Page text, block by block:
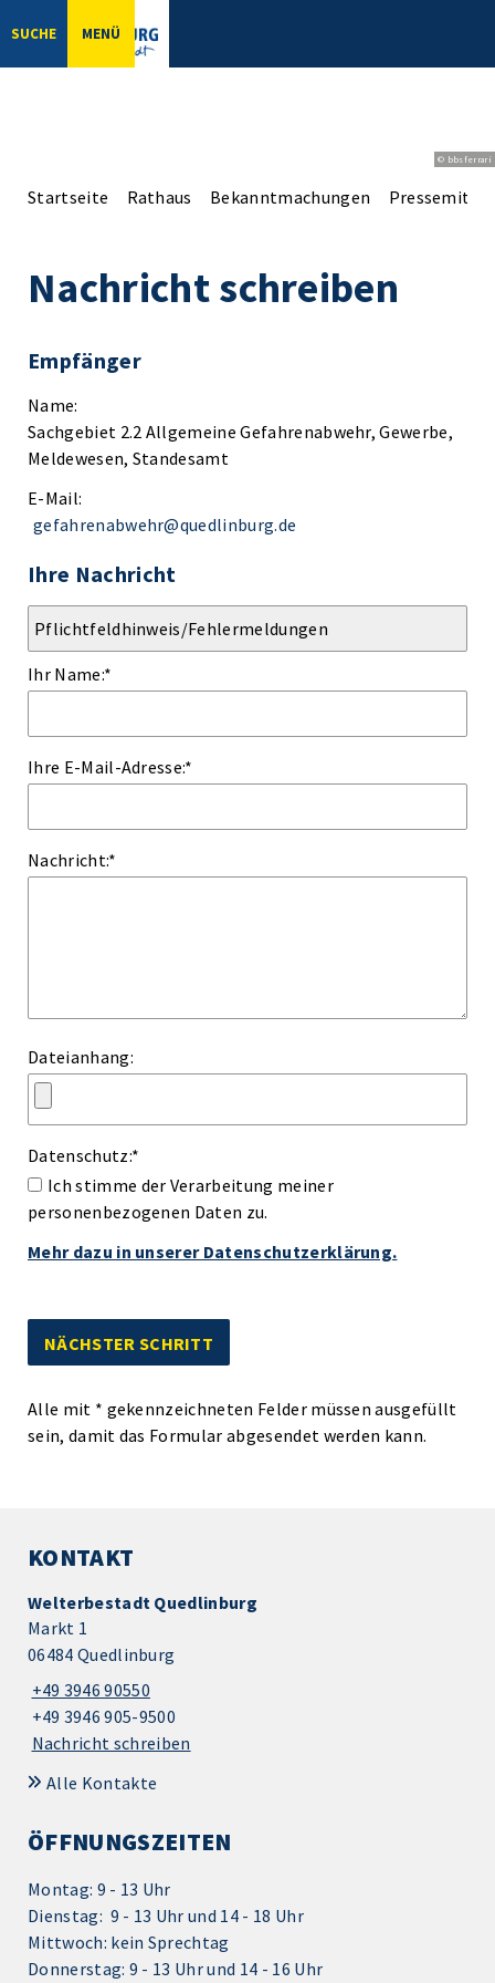
SUCHE MENÜ
© bbsferrari
Startseite Rathaus Bekanntmachungen
Nachricht schreiben
Empfänger
Name:
Sachgebiet 2.2 Allgemeine Gefahrenabwehr, Gewerbe,
Meldewesen, Standesamt
E-Mail:
gefahrenabwehr@quedlinburg.de
Ihre Nachricht
Ihr Name:*
Ihre E-Mail-Adresse:*
Nachricht:*
Dateianhang:
Datenschutz:*
Ich stimme der Verarbeitung meiner
personenbezogenen Daten zu.
Mehr dazu in unserer Datenschutzerklärung.
Alle mit * gekennzeichneten Felder müssen ausgefüllt
sein, damit das Formular abgesendet werden kann.
KONTAKT
Welterbestadt Quedlinburg
Markt 1
06484 Quedlinburg
+49 3946 90550
+49 3946 905-9500
Nachricht schreiben
Alle Kontakte
ÖFFNUNGSZEITEN
Montag: 9 - 13 Uhr
Dienstag: 9 - 13 Uhr und 14 - 18 Uhr
Mittwoch: kein Sprechtag
Donnerstag: 9 - 13 Uhr und 14 - 16 Uhr